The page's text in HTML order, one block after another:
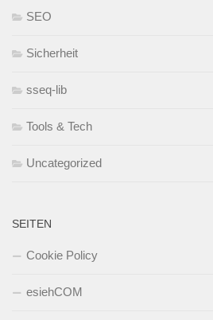
SEO
Sicherheit
sseq-lib
Tools & Tech
Uncategorized
SEITEN
Cookie Policy
esiehCOM